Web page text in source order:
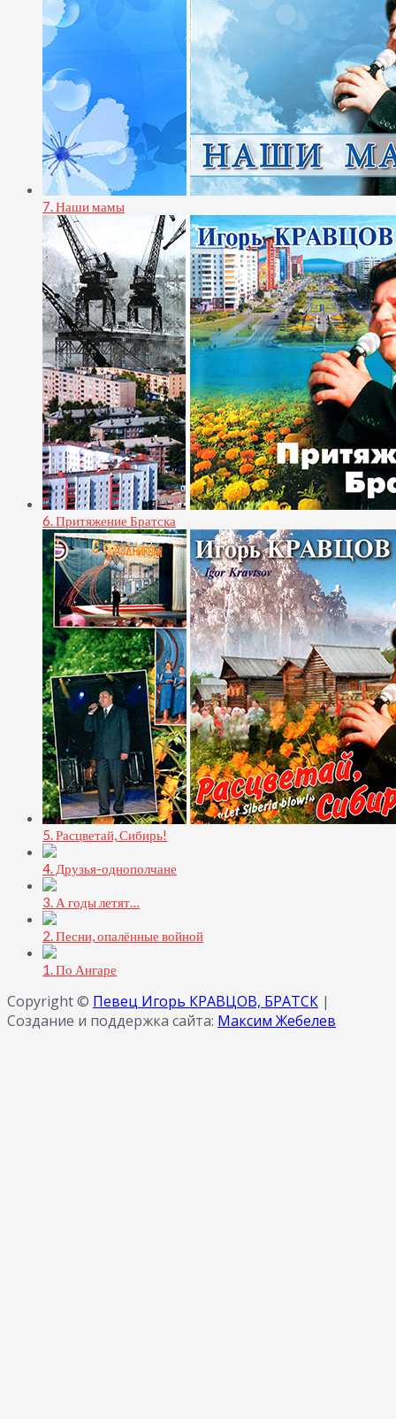
7. Наши мамы
6. Притяжение Братска
5. Расцветай, Сибирь!
4. Друзья-однополчане
3. А годы летят…
2. Песни, опалённые войной
1. По Ангаре
Copyright © Певец Игорь КРАВЦОВ, БРАТСК |
Создание и поддержка сайта: Максим Жебелев